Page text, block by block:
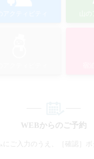
WEBからのご予約
にご入力のうえ、［確認］